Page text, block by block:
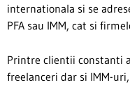
internationala si se
PFA sau IMM, cat si
Printre clientii constanti
freelanceri dar si IMM-